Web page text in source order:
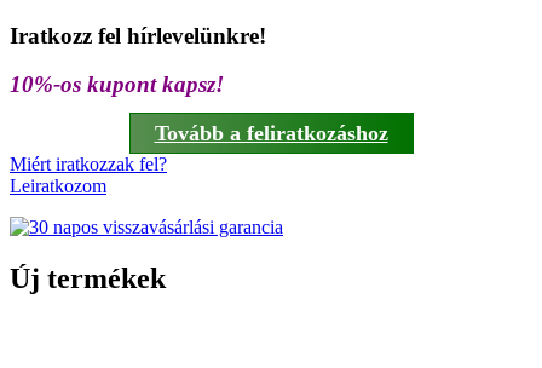
Iratkozz fel hírlevelünkre!
10%-os kupont kapsz!
Tovább a feliratkozáshoz
Miért iratkozzak fel?
Leiratkozom
Új termékek